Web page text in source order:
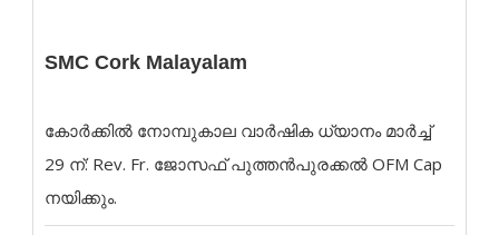
SMC Cork Malayalam
കോർക്കിൽ നോമ്പുകാല വാർഷിക ധ്യാനം മാർച്ച്
29 ന്: Rev. Fr. ജോസഫ് പുത്തൻപുരക്കൽ OFM Cap
നയിക്കും.